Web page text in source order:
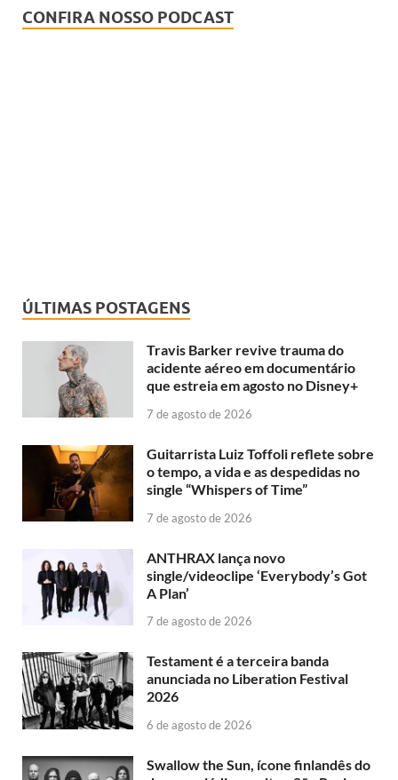
CONFIRA NOSSO PODCAST
ÚLTIMAS POSTAGENS
Travis Barker revive trauma do
acidente aéreo em documentário
que estreia em agosto no Disney+
7 de agosto de 2026
Guitarrista Luiz Toffoli reflete sobre
o tempo, a vida e as despedidas no
single “Whispers of Time”
7 de agosto de 2026
ANTHRAX lança novo
single/videoclipe ‘Everybody’s Got
A Plan’
7 de agosto de 2026
Testament é a terceira banda
anunciada no Liberation Festival
2026
6 de agosto de 2026
Swallow the Sun, ícone finlandês do